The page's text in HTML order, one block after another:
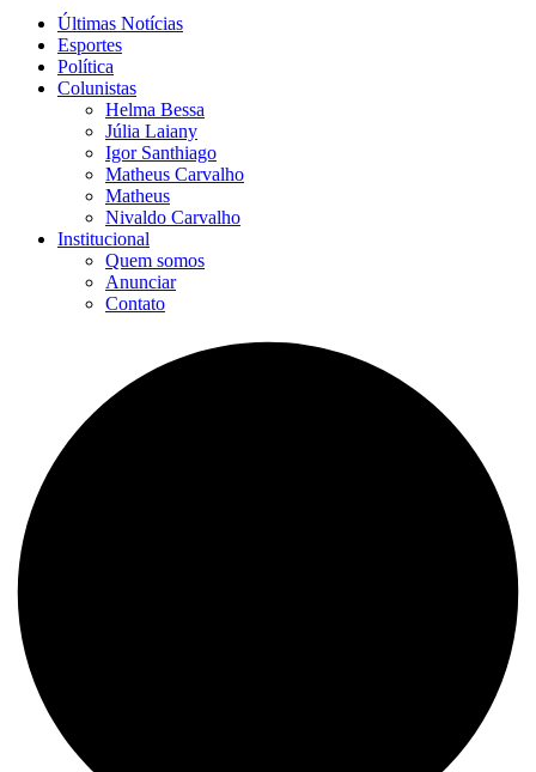
Últimas Notícias
Esportes
Política
Colunistas
Helma Bessa
Júlia Laiany
Igor Santhiago
Matheus Carvalho
Matheus
Nivaldo Carvalho
Institucional
Quem somos
Anunciar
Contato